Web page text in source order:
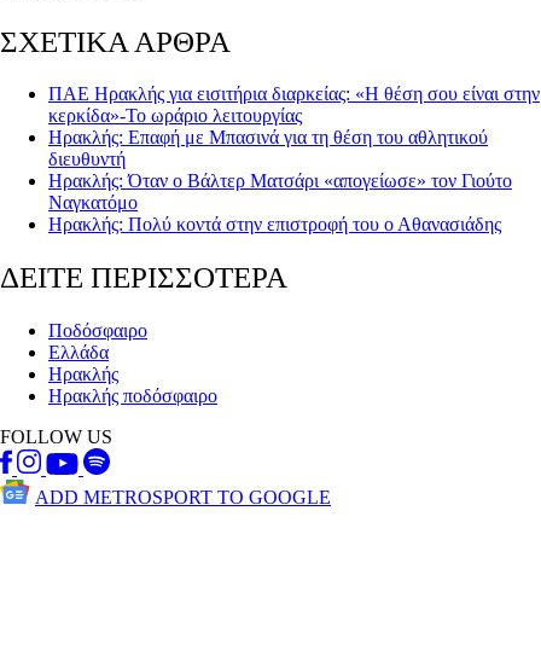
ΣΧΕΤΙΚΑ ΑΡΘΡΑ
ΠΑΕ Ηρακλής για εισιτήρια διαρκείας: «Η θέση σου είναι στην
κερκίδα»-Το ωράριο λειτουργίας
Ηρακλής: Επαφή με Μπασινά για τη θέση του αθλητικού
διευθυντή
Ηρακλής: Όταν ο Βάλτερ Ματσάρι «απογείωσε» τον Γιούτο
Ναγκατόμο
Ηρακλής: Πολύ κοντά στην επιστροφή του ο Αθανασιάδης
ΔΕΙΤΕ ΠΕΡΙΣΣΟΤΕΡΑ
Ποδόσφαιρο
Ελλάδα
Ηρακλής
Ηρακλής ποδόσφαιρο
FOLLOW US
ADD METROSPORT TO GOOGLE